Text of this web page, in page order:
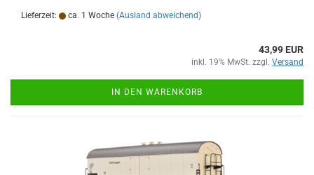
Lieferzeit: ca. 1 Woche (Ausland abweichend)
43,99 EUR
inkl. 19% MwSt. zzgl. Versand
IN DEN WARENKORB